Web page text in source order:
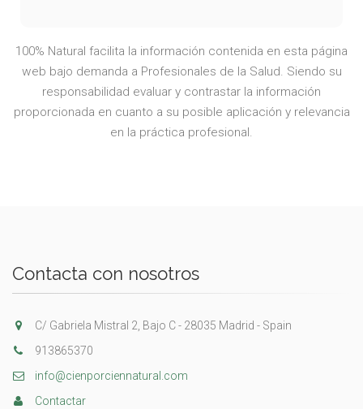
100% Natural facilita la información contenida en esta página
web bajo demanda a Profesionales de la Salud. Siendo su
responsabilidad evaluar y contrastar la información
proporcionada en cuanto a su posible aplicación y relevancia
en la práctica profesional.
Contacta con nosotros
C/ Gabriela Mistral 2, Bajo C - 28035 Madrid - Spain
913865370
info@cienporciennatural.com
Contactar